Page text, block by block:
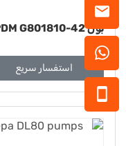
بول EPDM G801810-42 يناسب مضخات ديبا DL80
استفسار سريع